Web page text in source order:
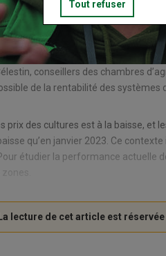
conseillers des chambres
de la rentabilité des systèmes
prix des cultures est à la baisse, et
qu’en janvier 2023. Ce
étudier la performance actuelle
Tout refuser